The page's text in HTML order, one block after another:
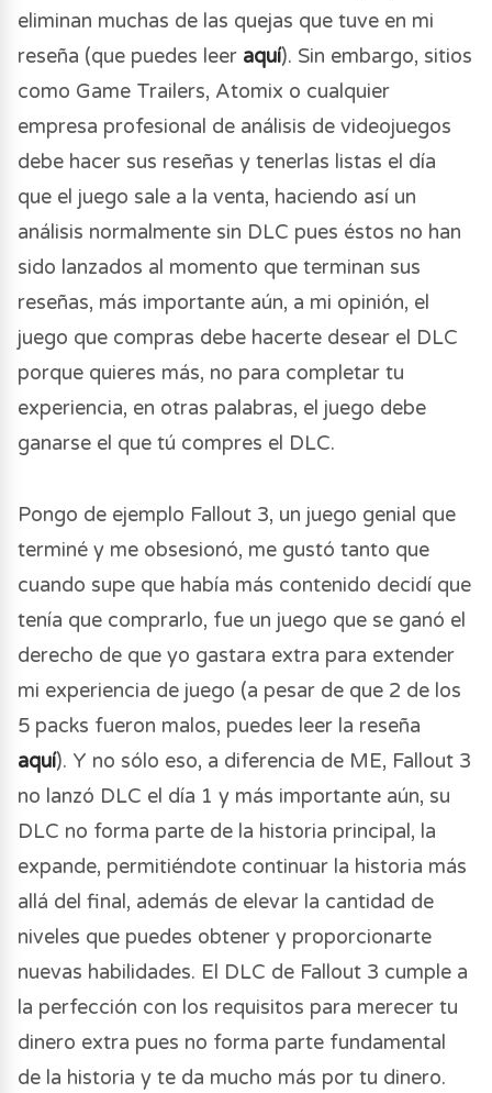
eliminan muchas de las quejas que tuve en mi
reseña (que puedes leer aquí). Sin embargo, sitios
como Game Trailers, Atomix o cualquier
empresa profesional de análisis de videojuegos
debe hacer sus reseñas y tenerlas listas el día
que el juego sale a la venta, haciendo así un
análisis normalmente sin DLC pues éstos no han
sido lanzados al momento que terminan sus
reseñas, más importante aún, a mi opinión, el
juego que compras debe hacerte desear el DLC
porque quieres más, no para completar tu
experiencia, en otras palabras, el juego debe
ganarse el que tú compres el DLC.
Pongo de ejemplo Fallout 3, un juego genial que
terminé y me obsesionó, me gustó tanto que
cuando supe que había más contenido decidí que
tenía que comprarlo, fue un juego que se ganó el
derecho de que yo gastara extra para extender
mi experiencia de juego (a pesar de que 2 de los
5 packs fueron malos, puedes leer la reseña
aquí). Y no sólo eso, a diferencia de ME, Fallout 3
no lanzó DLC el día 1 y más importante aún, su
DLC no forma parte de la historia principal, la
expande, permitiéndote continuar la historia más
allá del final, además de elevar la cantidad de
niveles que puedes obtener y proporcionarte
nuevas habilidades. El DLC de Fallout 3 cumple a
la perfección con los requisitos para merecer tu
dinero extra pues no forma parte fundamental
de la historia y te da mucho más por tu dinero.